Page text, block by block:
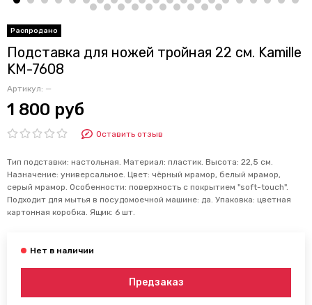
Подставка для ножей тройная 22 см. Kamille
KM-7608
Артикул: —
1 800 руб
Оставить отзыв
Тип подставки: настольная. Материал: пластик. Высота: 22,5 см.
Назначение: универсальное. Цвет: чёрный мрамор, белый мрамор,
серый мрамор. Особенности: поверхность с покрытием "soft-touch".
Подходит для мытья в посудомоечной машине: да. Упаковка: цветная
картонная коробка. Ящик: 6 шт.
Предзаказ